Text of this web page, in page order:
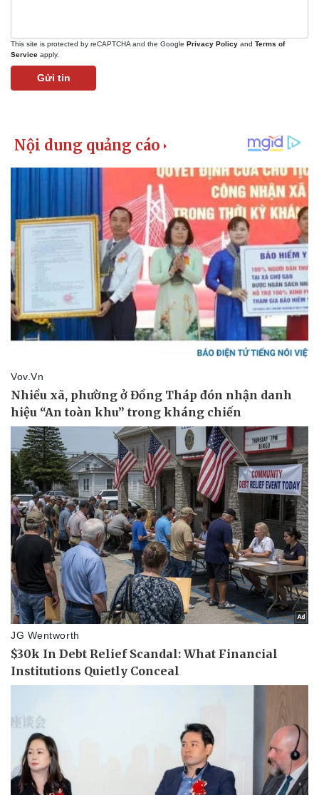
Doanh nghiệp
Thông tin doanh nghiệp
Doanh nghiệp 24h
Doanh nhân
Vì cộng đồng
Công nghệ
Sành điệu
Tin Công nghệ
Chuyển đổi số
This site is protected by reCAPTCHA and the Google Privacy Policy and Terms of
Service apply.
Gửi tin